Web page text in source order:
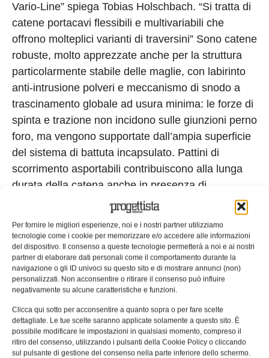
Per fornire le migliori esperienze, noi e i nostri partner utilizziamo
tecnologie come i cookie per memorizzare e/o accedere alle informazioni
del dispositivo. Il consenso a queste tecnologie permetterà a noi e ai nostri
partner di elaborare dati personali come il comportamento durante la
navigazione o gli ID univoci su questo sito e di mostrare annunci (non)
personalizzati. Non acconsentire o ritirare il consenso può influire
negativamente su alcune caratteristiche e funzioni.
Clicca qui sotto per acconsentire a quanto sopra o per fare scelte
dettagliate. Le tue scelte saranno applicate solamente a questo sito. È
possibile modificare le impostazioni in qualsiasi momento, compreso il
ritiro del consenso, utilizzando i pulsanti della Cookie Policy o cliccando
sul pulsante di gestione del consenso nella parte inferiore dello schermo.
Vario-Line” spiega Tobias Holschbach. “Si tratta di
catene portacavi flessibili e multivariabili che
offrono molteplici varianti di traversini” Sono catene
robuste, molto apprezzate anche per la struttura
particolarmente stabile delle maglie, con labirinto
anti-intrusione polveri e meccanismo di snodo a
trascinamento globale ad usura minima: le forze di
spinta e trazione non incidono sulle giunzioni perno
foro, ma vengono supportate dall’ampia superficie
del sistema di battuta incapsulato. Pattini di
scorrimento asportabili contribuiscono alla lunga
durata della catena anche in presenza di
sollecitazioni elevate, facilmente sostituibili se
Un servizio completo dalla progettazione alla
messa in funzione dell’impianto
Il Service-Team di TSUBAKI KABELSCHLEPP ha
catene, struttura, cavi, canale di guida e
trascinamento durante il fermo impianto nel
periodo natalizio, in modo da rendere nuovamente